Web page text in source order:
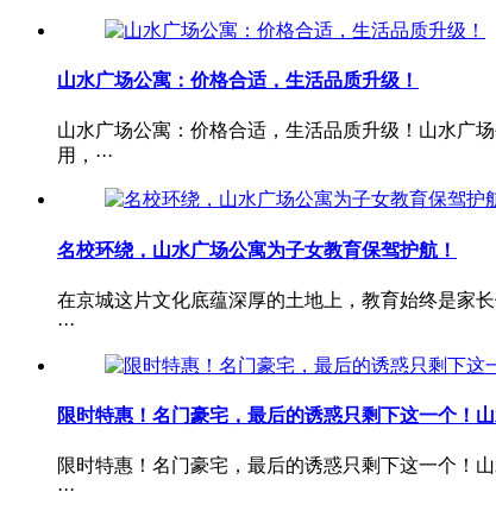
山水广场公寓：价格合适，生活品质升级！
山水广场公寓：价格合适，生活品质升级！山水广
用，···
名校环绕，山水广场公寓为子女教育保驾护航！
在京城这片文化底蕴深厚的土地上，教育始终是家
···
限时特惠！名门豪宅，最后的诱惑只剩下这一个！
限时特惠！名门豪宅，最后的诱惑只剩下这一个！
···